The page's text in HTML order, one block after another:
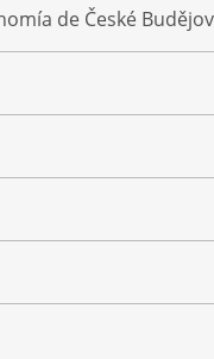
de České